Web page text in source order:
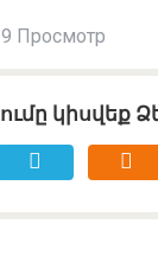
Просмотр
կիսվեք